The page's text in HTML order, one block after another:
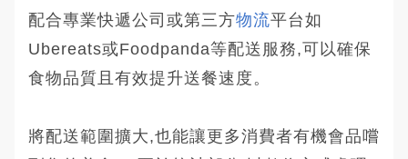
配合專業快遞公司或第三方物流平台如
Ubereats或Foodpanda等配送服務,可以確保
食物品質且有效提升送餐速度。
將配送範圍擴大,也能讓更多消費者有機會品嚐